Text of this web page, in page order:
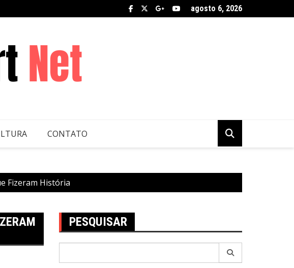
agosto 6, 2026
CONTATO
Fizeram História
PESQUISAR